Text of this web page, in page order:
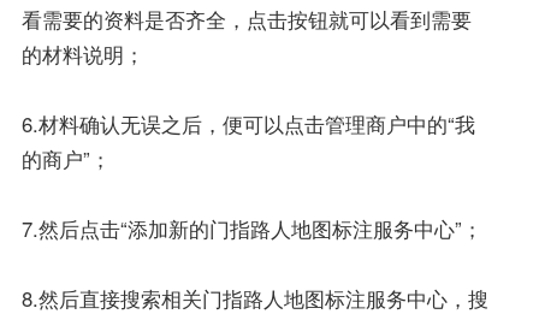
看需要的资料是否齐全，点击按钮就可以看到需要
的材料说明；
6.材料确认无误之后，便可以点击管理商户中的“我
的商户”；
7.然后点击“添加新的门指路人地图标注服务中心”；
8.然后直接搜索相关门指路人地图标注服务中心，搜